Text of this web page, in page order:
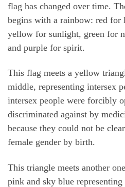
flag has changed over time.
begins with a rainbow: red for
yellow for sunlight, green for
and purple for spirit.
This flag meets a yellow
middle, representing intersex
intersex people were forcibly
discriminated against by
because they could not be
female gender by birth.
This triangle meets another
pink and sky blue representing